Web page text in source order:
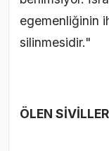
egemenliğinin
silinmesidir."
ÖLEN